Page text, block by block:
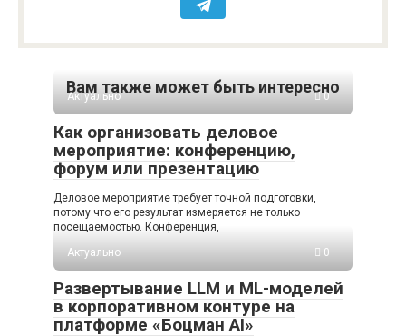
Вам также может быть интересно
Актуально 0
Как организовать деловое
мероприятие: конференцию,
форум или презентацию
Деловое мероприятие требует точной подготовки,
потому что его результат измеряется не только
посещаемостью. Конференция,
Актуально
0
Развертывание LLM и ML-моделей
в корпоративном контуре на
платформе «Боцман AI»